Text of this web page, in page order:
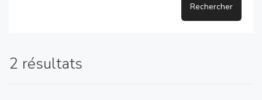
Rechercher
2 résultats